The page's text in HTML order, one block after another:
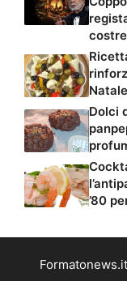
Dolci
’80